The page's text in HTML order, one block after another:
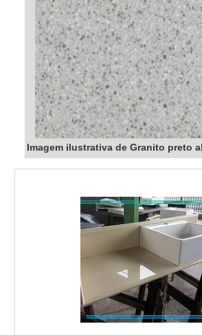
Imagem ilustrativa de Granito preto